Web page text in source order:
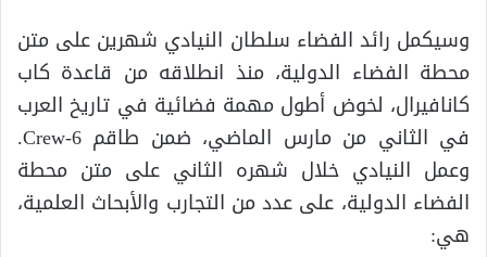
وسيكمل رائد الفضاء سلطان النيادي شهرين على متن
محطة الفضاء الدولية، منذ انطلاقه من قاعدة كاب
كانافيرال، لخوض أطول مهمة فضائية في تاريخ العرب
في الثاني من مارس الماضي، ضمن طاقم Crew-6.
وعمل النيادي خلال شهره الثاني على متن محطة
الفضاء الدولية، على عدد من التجارب والأبحاث العلمية،
هي: